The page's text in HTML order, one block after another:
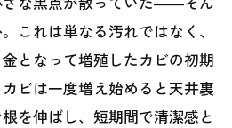
これは単なる汚れではなく、
となって増殖したカビの初期
ビは一度増え始めると天井裏
を伸ばし、短期間で清潔感と